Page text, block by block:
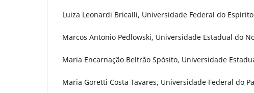
Luiza Leonardi Bricalli, Universidade Federal do Espírito
Marcos Antonio Pedlowski, Universidade Estadual do
Maria Encarnação Beltrão Spósito, Universidade
Maria Goretti Costa Tavares, Universidade Federal do